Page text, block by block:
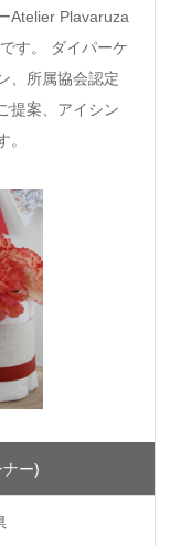
Atelier Plavaruza
す。 ダイパーケ
、所属協会認定
提案、アイシン
ー)